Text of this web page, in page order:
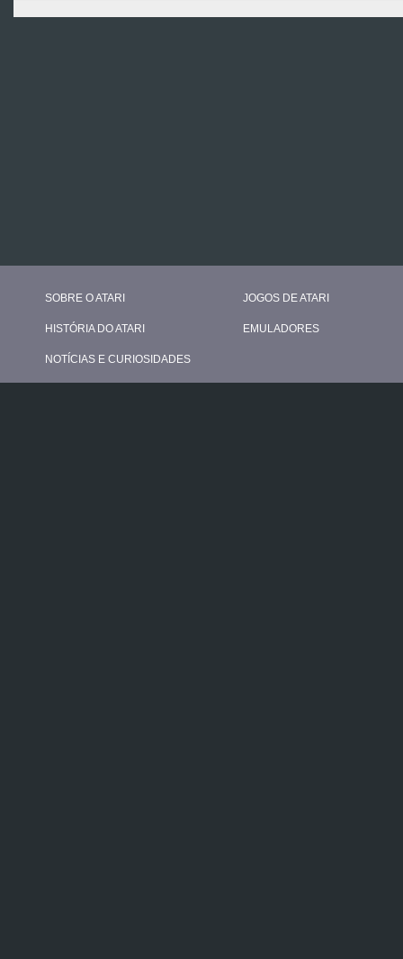
SOBRE O ATARI
HISTÓRIA DO ATARI
NOTÍCIAS E CURIOSIDADES
JOGOS DE ATARI
EMULADORES